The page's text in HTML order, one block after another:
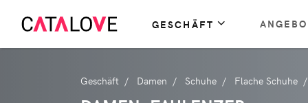
GESCHÄFT
Geschäft Damen Schuhe Flache Schuhe